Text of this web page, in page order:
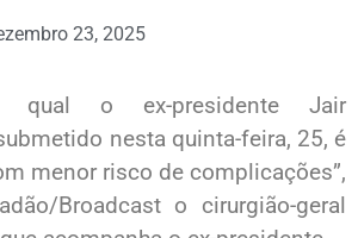
23, 2025
o ex-presidente Jair
nesta quinta-feira, 25, é
menor risco de complicações”,
Broadcast o cirurgião-geral